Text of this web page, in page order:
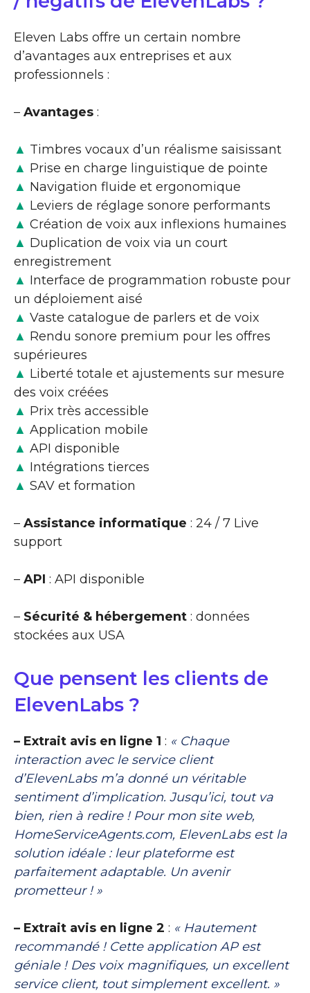
Eleven Labs offre un certain nombre
d’avantages aux entreprises et aux
professionnels :
– Avantages :
▲ Timbres vocaux d’un réalisme saisissant
▲ Prise en charge linguistique de pointe
▲ Navigation fluide et ergonomique
▲ Leviers de réglage sonore performants
▲ Création de voix aux inflexions humaines
▲ Duplication de voix via un court
enregistrement
▲ Interface de programmation robuste pour
un déploiement aisé
▲ Vaste catalogue de parlers et de voix
▲ Rendu sonore premium pour les offres
supérieures
▲ Liberté totale et ajustements sur mesure
des voix créées
▲ Prix très accessible
▲ Application mobile
▲ API disponible
▲ Intégrations tierces
▲ SAV et formation
– Assistance informatique : 24 / 7 Live
support
– API : API disponible
– Sécurité & hébergement : données
stockées aux USA
Que pensent les clients de
ElevenLabs ?
– Extrait avis en ligne 1 : « Chaque
interaction avec le service client
d’ElevenLabs m’a donné un véritable
sentiment d’implication. Jusqu’ici, tout va
bien, rien à redire ! Pour mon site web,
HomeServiceAgents.com, ElevenLabs est la
solution idéale : leur plateforme est
parfaitement adaptable. Un avenir
prometteur ! »
– Extrait avis en ligne 2 : « Hautement
recommandé ! Cette application AP est
géniale ! Des voix magnifiques, un excellent
service client, tout simplement excellent. »